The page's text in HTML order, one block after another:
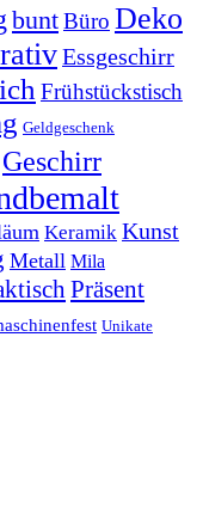
buntBüro Deko
Essgeschirr
Frühstückstisch
Geldgeschenk
Geschirr
Keramik Kunst
Metall Mila
Präsent
Unikate